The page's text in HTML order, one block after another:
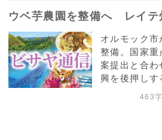
ウベ芋農園を整備へ レイテ
オルモック
整備。国家
案提出と合
興を後押しす
463字